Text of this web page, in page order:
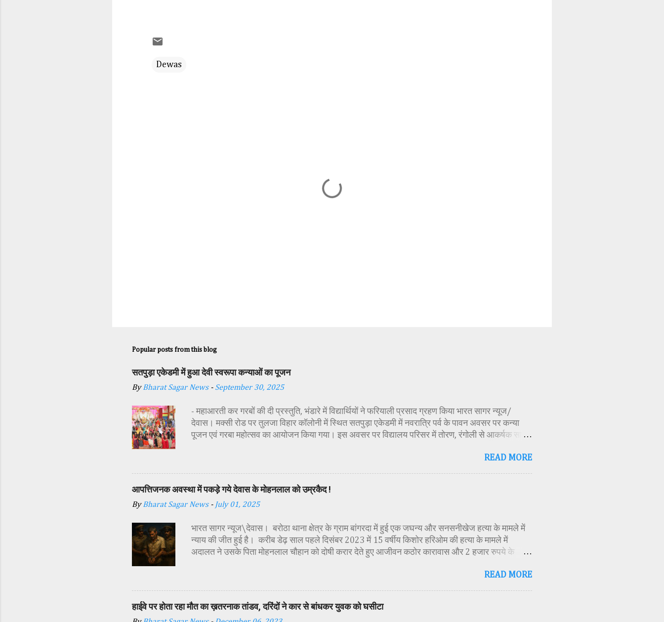
Dewas
Popular posts from this blog
सतपुड़ा एकेडमी में हुआ देवी स्वरूपा कन्याओं का पूजन
ByBharat Sagar News - September 30, 2025
- महाआरती कर गरबों की दी प्रस्तुति, भंडारे में विद्यार्थियों ने फरियाली प्रसाद ग्रहण किया भारत सागर न्यूज/
देवास। मक्सी रोड पर तुलजा विहार कॉलोनी में स्थित सतपुड़ा एकेडमी में नवरात्रि पर्व के पावन अवसर पर कन्या
पूजन एवं गरबा महोत्सव का आयोजन किया गया। इस अवसर पर विद्यालय परिसर में तोरण, रंगोली से आकर्षक साज-
अतिथि शासकीय पॉलिटेक्निक कॉलेज प्राचार्य डा. सोनल भाटी, वैभव विहार शिक्षा समिति अध्यक्ष एवं भाजपा जिला
प्रबंधक स्वीटी यादव, महिला बाल विकास विभाग पर्यवेक्षक कविता ठाकुर ने मातारानी की मूर्ति एवं अखंड ज्योत का
विधि-विधानपूर्वक पूजन-अर्चन किया। पं. मयंक द्विवेदी के आचार्यत्व में वैदिक मंत्रोच्चार के बीच देवी शक्ति स्वरूपा
कन्याओं का विधिविधान पूर्वक पूजन-अर्चन किया गया। कार्यक्रम में अतिथिजनों ने वैदिक मंत्रोच्चार के बीच देवी
READ MORE
आपत्तिजनक अवस्था में पकड़े गये देवास के मोहनलाल को उम्रकैद !
ByBharat Sagar News - July 01, 2025
भारत सागर न्यूज\देवास। बरोठा थाना क्षेत्र के ग्राम बांगरदा में हुई एक जघन्य और सनसनीखेज हत्या के मामले में
न्याय की जीत हुई है। करीब डेढ़ साल पहले दिसंबर 2023 में 15 वर्षीय किशोर हरिओम की हत्या के मामले में
अदालत ने उसके पिता मोहनलाल चौहान को दोषी करार देते हुए आजीवन कठोर कारावास और 2 हजार रुपये के
किया गया था। शव की हालत देख कर ही यह स्पष्ट हो गया था, कि हत्या बेहद नृशंस तरीके से की गई है। जांच के
इसी बात से परेशान होकर आरोपी पिता ने अपने ही बेटे को रास्ते से हटाने की योजना बनाई और हत्या को अंजाम
दिया। पुलिस जांच में पता चला कि मोहनलाल ने पहले बेटे का गला रस्सी से घोंटा, फिर दराते से उसके दोनों हाथ काट
READ MORE
हाईवे पर होता रहा मौत का ख़तरनाक तांडव, दरिंदों ने कार से बांधकर युवक को घसीटा